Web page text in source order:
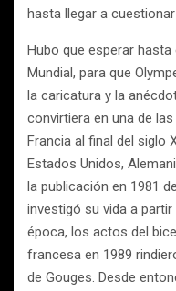
hasta llegar a
Hubo que esperar hasta
Mundial, para que
la caricatura y la
convirtiera en una de
Francia al final del siglo
Estados Unidos,
la publicación en 1981
investigó su vida a
época, los actos del
francesa en 1989
de Gouges. Desde